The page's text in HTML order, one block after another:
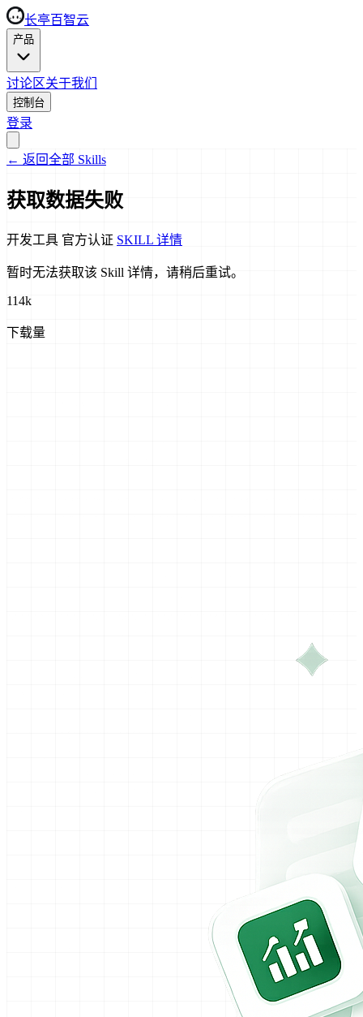
长亭百智云
产品
讨论区关于我们
控制台
登录
← 返回全部 Skills
获取数据失败
开发工具 官方认证 SKILL 详情
暂时无法获取该 Skill 详情，请稍后重试。
114k
下载量